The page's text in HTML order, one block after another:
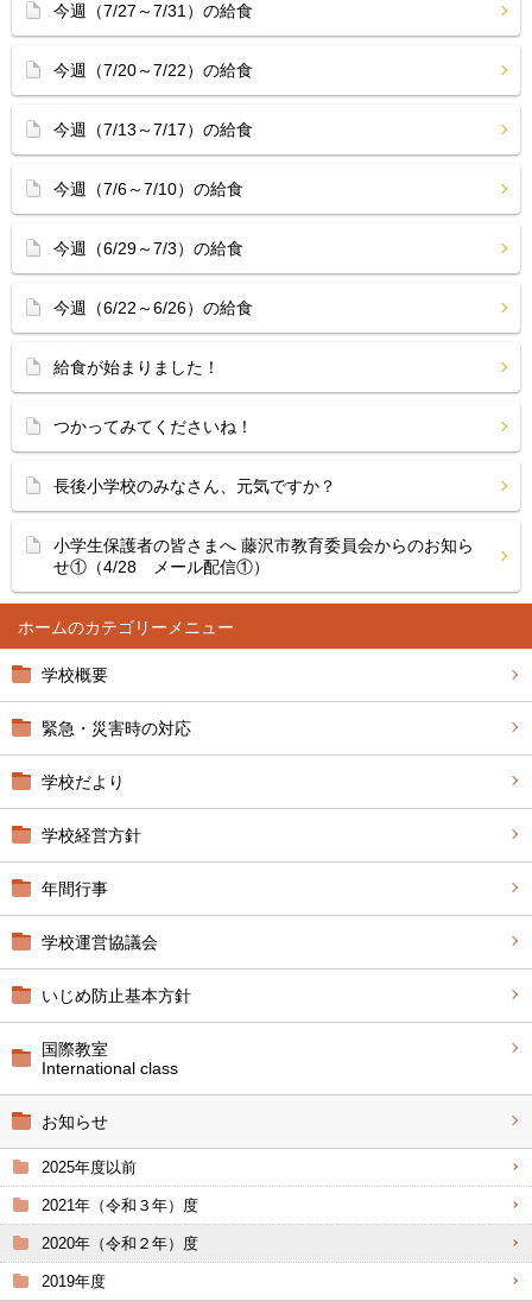
ホーム
学校概要
緊急・災害時の対応
学校だより
学校経営方針
年間行事
学校運営協議会
いじめ防止基本方針
国際教室
International class
お知らせ
2025年度以前
2021年（令和３年）度
2020年（令和２年）度
2019年度
今週（7/27～7/31）の給食
今週（7/20～7/22）の給食
今週（7/13～7/17）の給食
今週（7/6～7/10）の給食
今週（6/29～7/3）の給食
今週（6/22～6/26）の給食
給食が始まりました！
つかってみてくださいね！
長後小学校のみなさん、元気ですか？
小学生保護者の皆さまへ 藤沢市教育委員会からのお知ら
せ①（4/28 メール配信①）